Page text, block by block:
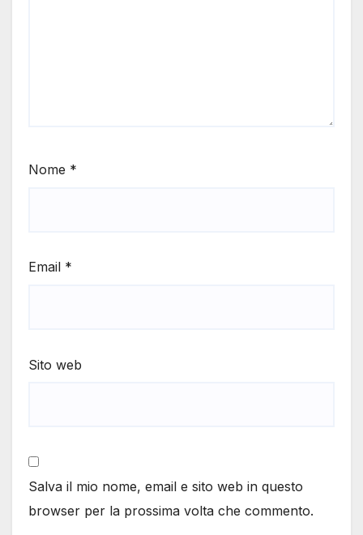
Nome *
Email *
Sito web
Salva il mio nome, email e sito web in questo
browser per la prossima volta che commento.